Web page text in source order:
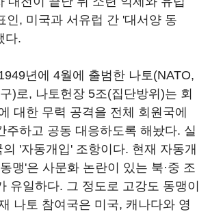
인, 미국과 서유럽 간 '대서양 동
다.
년에 4월에 출범한 나토(NATO,
)로, 나토헌장 5조(집단방위)는 회
대한 무력 공격을 전체 회원국에
주하고 공동 대응하도록 해놨다. 실
'자동개입' 조항이다. 현재 자동개
맹'은 사문화 논란이 있는 북·중 조
유일하다. 그 정도로 고강도 동맹이
나토 참여국은 미국, 캐나다와 영